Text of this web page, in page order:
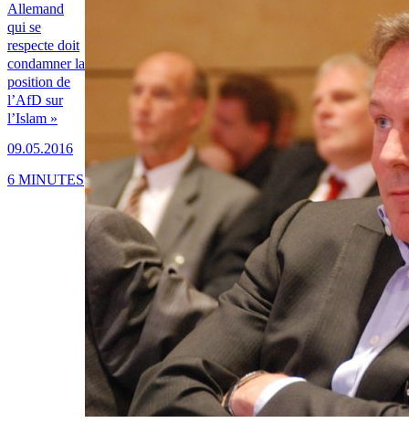
Allemand
qui se
respecte doit
condamner la
position de
l’AfD sur
l’Islam »
09.05.2016
6 MINUTES